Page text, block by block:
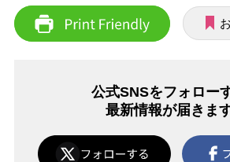
公式SNSをフォロー
最新情報が届きま